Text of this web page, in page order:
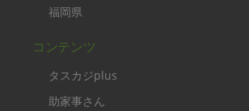
福岡県
コンテンツ
タスカジplus
助家事さん